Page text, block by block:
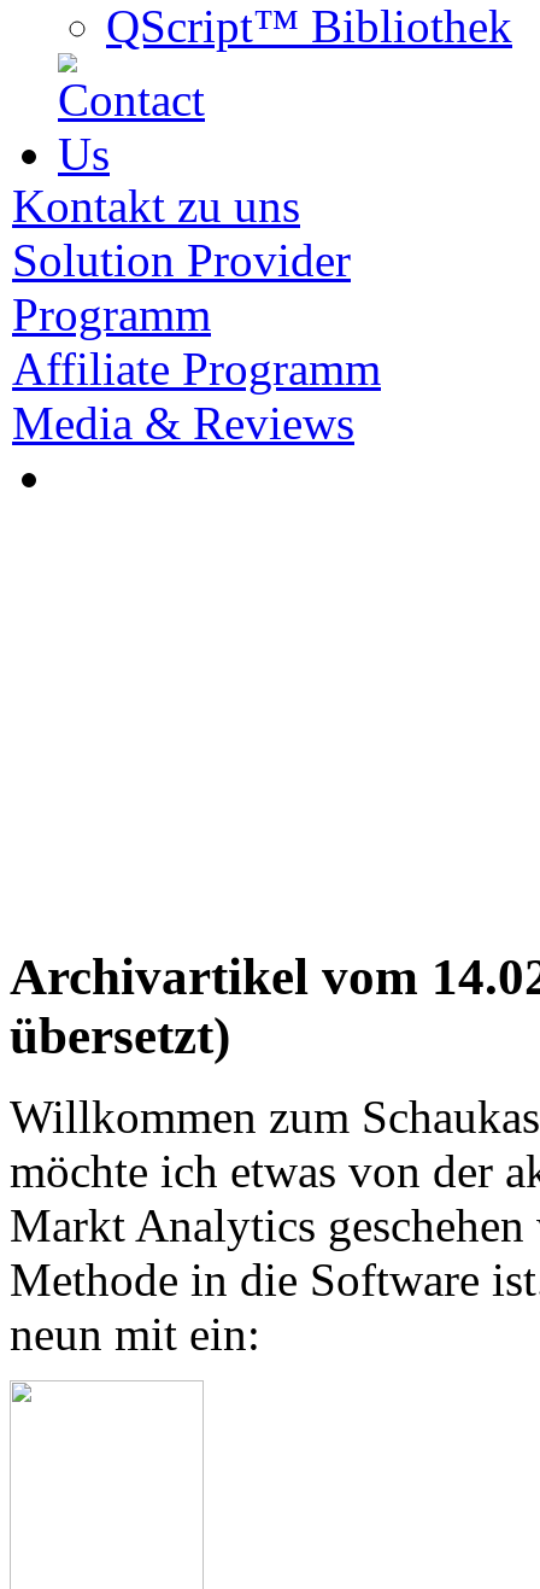
QScript™ Bibliothek
Kontakt zu uns
Solution Provider
Programm
Affiliate Programm
Media & Reviews
Archivartikel vom
übersetzt)
Willkommen zum
möchte ich etwas von der
Markt Analytics
Methode in die Software
neun mit ein: